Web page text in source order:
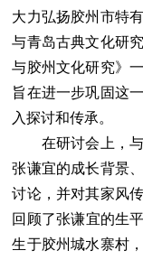
大力弘扬胶州市特
与青岛古典文化研
与胶州文化研究》
旨在进一步巩固这
入探讨和传承。
在研讨会上，与
张谦宜的成长背景
讨论，并对其家风
回顾了张谦宜的生
生于胶州城水寨村